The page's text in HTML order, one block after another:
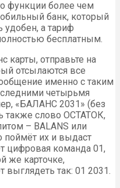
функции более чем
банк, который
удобен, а тариф
бесплатным.
карты, отправьте на
отсылаются все
именно с таким
четырьмя
«БАЛАНС 2031» (без
также слово ОСТАТОК,
– BALANS или
поймёт их и выдаст
цифровая команда 01,
же карточке,
так: 01 2031.